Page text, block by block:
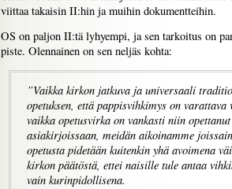
viittaa takaisin II:hin ja muihin dokumentteihin.
OS on paljon II:tä lyhyempi, ja sen tarkoitus on
piste. Olennainen on sen neljäs kohta:
”Vaikka kirkon jatkuva ja universaali
opetuksen, että pappisvihkimys on
vaikka opetusvirka on vankasti niin
asiakirjoissaan, meidän aikoinamme
opetusta pidetään kuitenkin yhä avoimena
kirkon päätöstä, ettei naisille tule antaa
vain kurinpidollisena.